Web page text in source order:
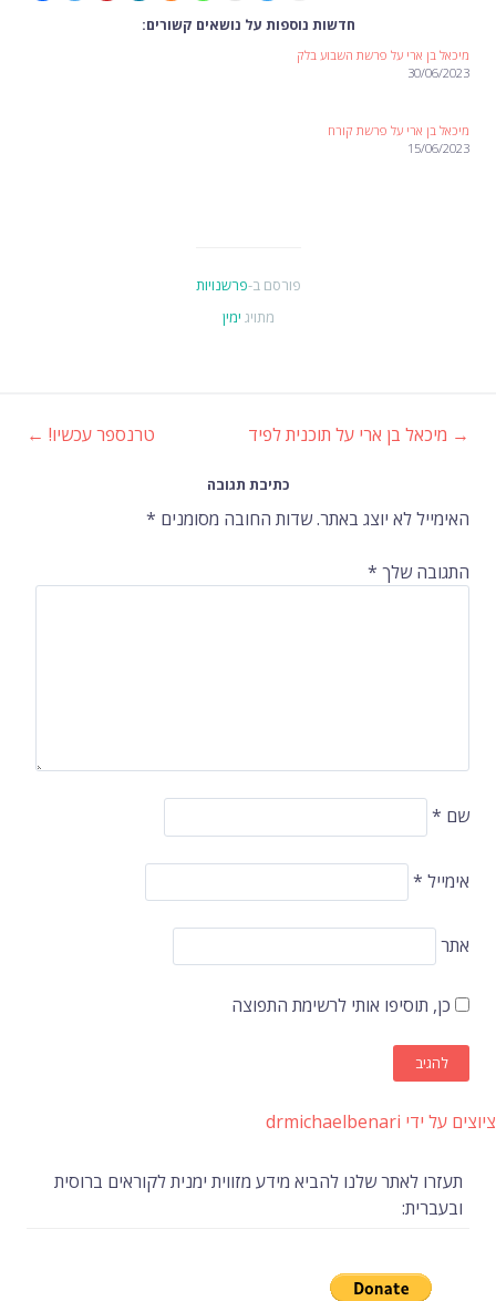
חדשות נוספות על נושאים קשורים:
מיכאל בן ארי על פרשת השבוע בלק
30/06/2023
מיכאל בן ארי על פרשת קורח
15/06/2023
פורסם ב-פרשנויות
מתויג ימין
ניווט
ברשומות
→ מיכאל בן ארי על תוכנית לפיד טרנספר עכשיו! ←
כתיבת תגובה
האימייל לא יוצג באתר.שדות החובה מסומנים *
התגובה שלך *
שם *
אימייל *
אתר
כן, תוסיפו אותי לרשימת התפוצה
ציוצים על ידי drmichaelbenari
תעזרו לאתר שלנו להביא מידע מזווית ימנית לקוראים ברוסית
ובעברית: